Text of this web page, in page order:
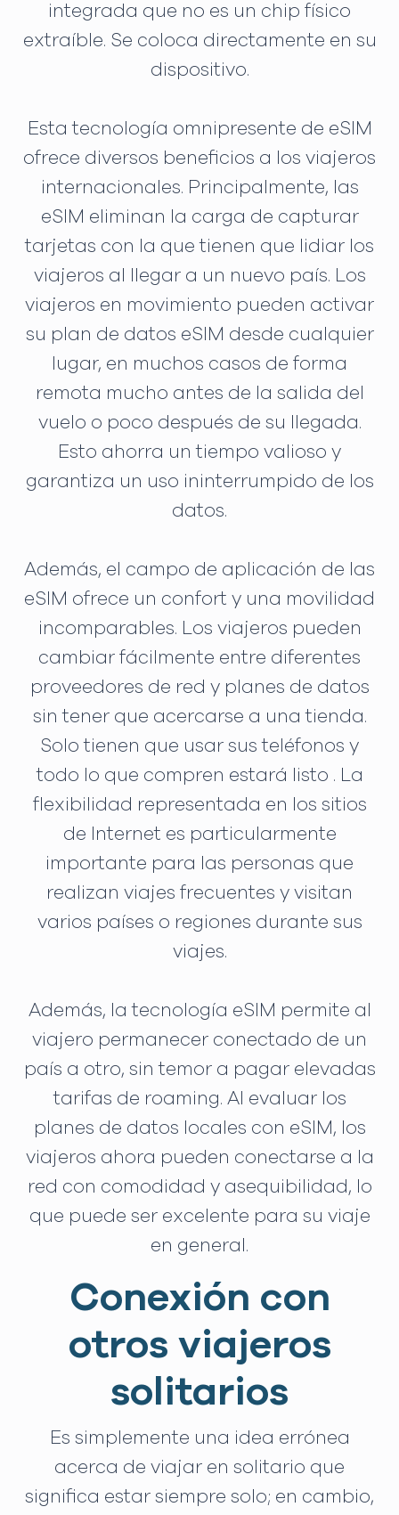
integrada que no es un chip físico
extraíble. Se coloca directamente en su
dispositivo.
Esta tecnología omnipresente de eSIM
ofrece diversos beneficios a los viajeros
internacionales. Principalmente, las
eSIM eliminan la carga de capturar
tarjetas con la que tienen que lidiar los
viajeros al llegar a un nuevo país. Los
viajeros en movimiento pueden activar
su plan de datos eSIM desde cualquier
lugar, en muchos casos de forma
remota mucho antes de la salida del
vuelo o poco después de su llegada.
Esto ahorra un tiempo valioso y
garantiza un uso ininterrumpido de los
datos.
Además, el campo de aplicación de las
eSIM ofrece un confort y una movilidad
incomparables. Los viajeros pueden
cambiar fácilmente entre diferentes
proveedores de red y planes de datos
sin tener que acercarse a una tienda.
Solo tienen que usar sus teléfonos y
todo lo que compren estará listo . La
flexibilidad representada en los sitios
de Internet es particularmente
importante para las personas que
realizan viajes frecuentes y visitan
varios países o regiones durante sus
viajes.
Además, la tecnología eSIM permite al
viajero permanecer conectado de un
país a otro, sin temor a pagar elevadas
tarifas de roaming. Al evaluar los
planes de datos locales con eSIM, los
viajeros ahora pueden conectarse a la
red con comodidad y asequibilidad, lo
que puede ser excelente para su viaje
en general.
Conexión con
otros viajeros
solitarios
Es simplemente una idea errónea
acerca de viajar en solitario que
significa estar siempre solo; en cambio,